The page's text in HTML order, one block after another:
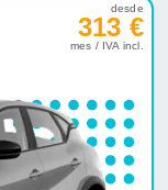
desde
313 €
mes / IVA incl.